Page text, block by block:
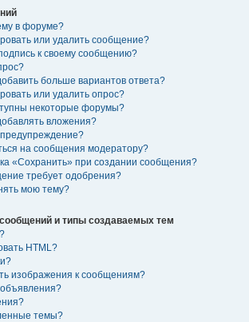
в форуме?
или удалить сообщение?
к своему сообщению?
больше вариантов ответа?
или удалить опрос?
некоторые форумы?
вложения?
на сообщения модератору?
«Сохранить» при создании сообщения?
требует одобрения?
мою тему?
и типы создаваемых тем
HTML?
изображения к сообщениям?
темы?